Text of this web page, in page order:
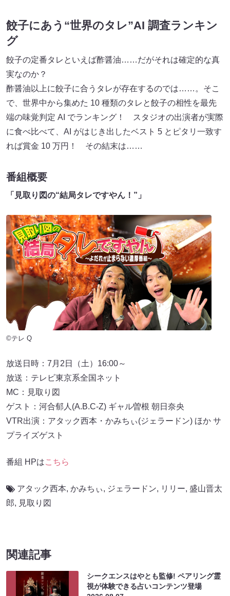
餃子にあう“世界のタレ”AI 調査ランキン
グ
餃子の定番タレといえば酢醤油……だがそれは確定的な真
実なのか？
酢醤油以上に餃子に合うタレが存在するのでは……。そこ
で、世界中から集めた 10 種類のタレと餃子の相性を最先
端の味覚判定 AI でランキング！ スタジオの出演者が実際
に食べ比べて、AI がはじき出したベスト 5 とピタリ一致す
れば賞金 10 万円！ その結末は……
番組概要
「見取り図の“結局タレですやん！”」
©テレ Q
放送日時：7月2日（土）16:00～
放送：テレビ東京系全国ネット
MC：見取り図
ゲスト：河合郁人(A.B.C-Z) ギャル曽根 朝日奈央
VTR出演：アタック西本・かみちぃ(ジェラードン) ほか サ
プライズゲスト
番組 HPはこちら
アタック西本, かみちぃ, ジェラードン, リリー, 盛山晋太
郎, 見取り図
関連記事
シークエンスはやとも監修! ペアリング霊
視が体験できる占いコンテンツ登場